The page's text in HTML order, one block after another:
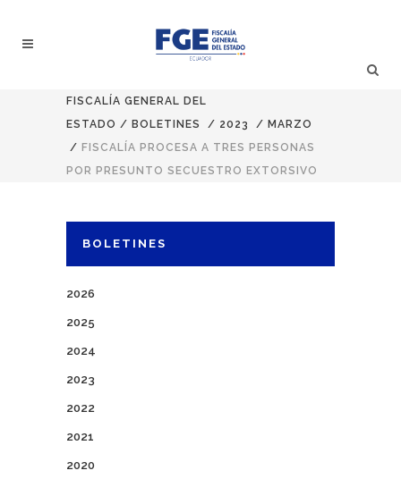
FISCALÍA GENERAL DEL
ESTADO / BOLETINES / 2023 / MARZO
/ FISCALÍA PROCESA A TRES PERSONAS
POR PRESUNTO SECUESTRO EXTORSIVO
BOLETINES
2026
2025
2024
2023
2022
2021
2020